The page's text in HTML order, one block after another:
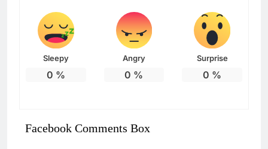
Sleepy
0 %
Angry
0 %
Surprise
0 %
Facebook Comments Box